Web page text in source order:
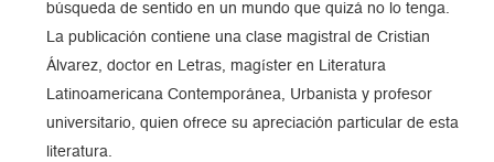
búsqueda de sentido en un mundo que quizá no lo tenga.
La publicación contiene una clase magistral de Cristian
Álvarez, doctor en Letras, magíster en Literatura
Latinoamericana Contemporánea, Urbanista y profesor
universitario, quien ofrece su apreciación particular de esta
literatura.